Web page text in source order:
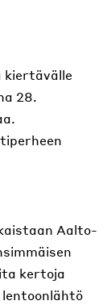
28.
Aalto-
kertoja
lentoonlähtö